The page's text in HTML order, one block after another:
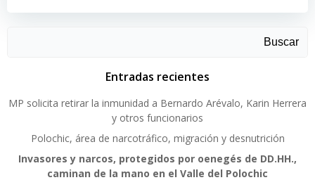
Buscar
Entradas recientes
MP solicita retirar la inmunidad a Bernardo Arévalo, Karin Herrera
y otros funcionarios
Polochic, área de narcotráfico, migración y desnutrición
Invasores y narcos, protegidos por oenegés de DD.HH.,
caminan de la mano en el Valle del Polochic